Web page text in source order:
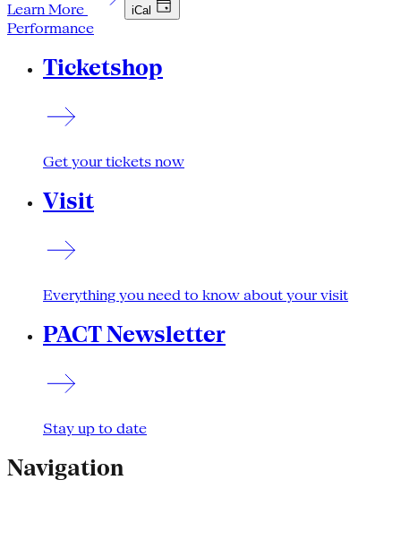
Learn More iCal
Performance
Ticketshop
Get your tickets now
Visit
Everything you need to know about your visit
PACT Newsletter
Stay up to date
Navigation